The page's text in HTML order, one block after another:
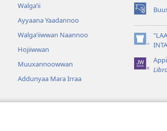
Walga’ii
Ayyaana Yaadannoo
Walgaʼiiwwan Naannoo
Hojiiwwan
Muuxannoowwan
Addunyaa Mara Irraa
(opens
new
window)
(opens
window)